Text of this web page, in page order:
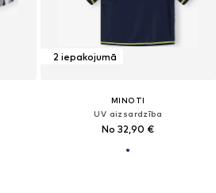
2 iepakojumā
MINOTI
UV aizsardzība
No 32,90 €